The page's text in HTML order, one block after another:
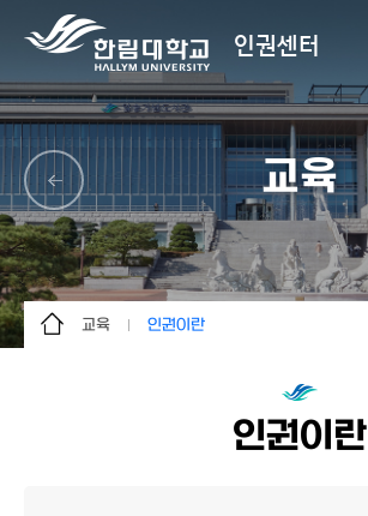
인권센터
교육
교육 인권이란
인권이란